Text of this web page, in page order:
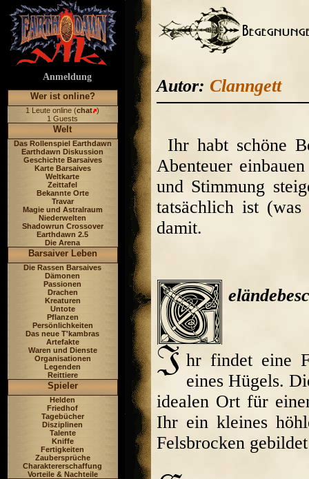
Anmeldung
Wer ist online?
1 Leute online (chat )
1 Guests
Welt
Das Rollenspiel Earthdawn
Earthdawn Diskussion
Geschichte Barsaives
Karte Barsaives
Weltkarte
Zeittafel
Bekannte Orte
Travar
Magie und Astralraum
Niederwelten
Shadowrun Crossover
Earthdawn 2.5
Die Arena
Barsaiver Leben
Die Rassen Barsaives
Dämonen
Passionen
Drachen
Kreaturen
Untote
Pflanzen
Persönlichkeiten
Das neue T'kambras
Artefakte
Waren und Dienste
Organisationen
Legenden
Reittiere
Spieler
Helden
Friedhof
Tagebücher
Disziplinen
Talente
Kniffe
Fertigkeiten
Zaubersprüche
Charaktererschaffung
Vorteile & Nachteile
Autor: Clanngett
Ihr habt schöne
Abenteuer
und Stimmung
tatsächlich ist
damit.
hr findet eine
eines Hügels.
idealen Ort für
Ihr ein kleines
Felsbrocken